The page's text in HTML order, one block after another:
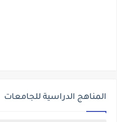
المناهج الدراسية للجامعات